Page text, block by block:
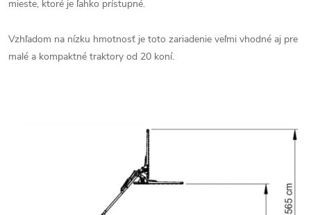
mieste, ktoré je ľahko prístupné.
Vzhľadom na nízku hmotnosť je toto zariadenie veľmi vhodné aj pre
malé a kompaktné traktory od 20 koní.